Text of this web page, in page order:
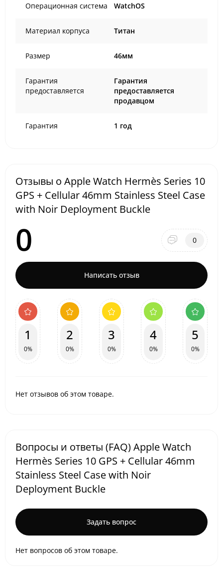
Операционная система WatchOS
Материал корпуса Титан
Размер 46мм
Гарантия
предоставляется
Гарантия
предоставляется
продавцом
Гарантия 1 год
Отзывы о Apple Watch Hermès Series 10
GPS + Cellular 46mm Stainless Steel Case
with Noir Deployment Buckle
0 0
Написать отзыв
1
0%
2
0%
3
0%
4
0%
5
0%
Нет отзывов об этом товаре.
Вопросы и ответы (FAQ) Apple Watch
Hermès Series 10 GPS + Cellular 46mm
Stainless Steel Case with Noir
Deployment Buckle
Задать вопрос
Нет вопросов об этом товаре.